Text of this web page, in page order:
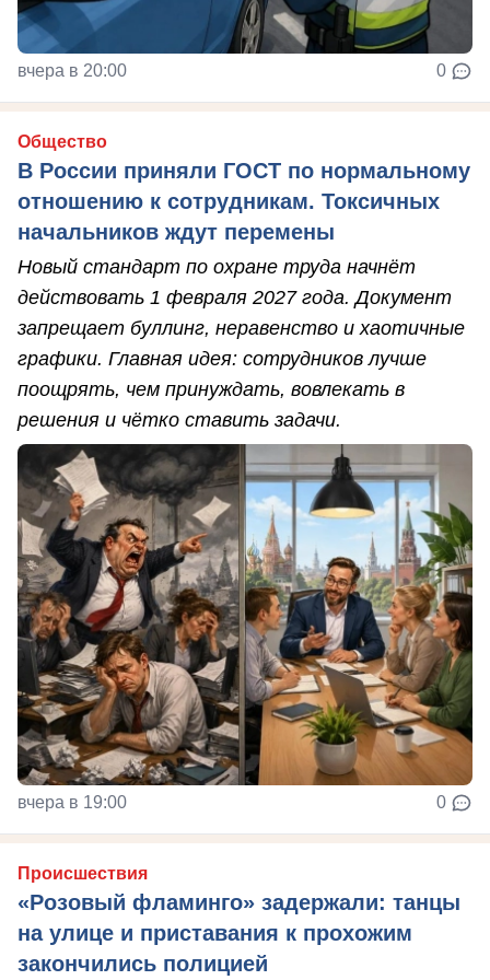
вчера в 20:00 0
Общество
В России приняли ГОСТ по нормальному
отношению к сотрудникам. Токсичных
начальников ждут перемены
Новый стандарт по охране труда начнёт
действовать 1 февраля 2027 года. Документ
запрещает буллинг, неравенство и хаотичные
графики. Главная идея: сотрудников лучше
поощрять, чем принуждать, вовлекать в
решения и чётко ставить задачи.
вчера в 19:00 0
Происшествия
«Розовый фламинго» задержали: танцы
на улице и приставания к прохожим
закончились полицией